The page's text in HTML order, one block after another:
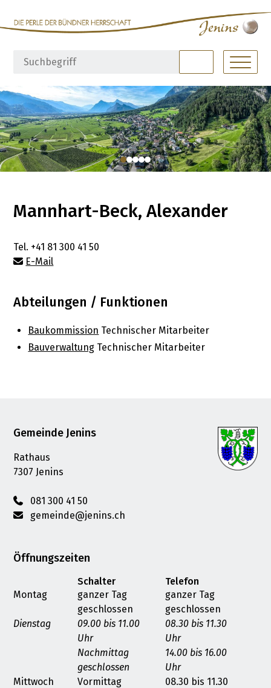
Suchbegriff
Suche
Mannhart-Beck, Alexander
Tel. +41 81 300 41 50
E-Mail
Abteilungen / Funktionen
Baukommission Technischer Mitarbeiter
Bauverwaltung Technischer Mitarbeiter
Footer
Gemeinde Jenins
Rathaus
7307 Jenins
081 300 41 50
gemeinde@jenins.ch
Öffnungszeiten
Schalter
Telefon
Montag
ganzer Tag
geschlossen
ganzer Tag
geschlossen
Dienstag
09.00 bis 11.00
Uhr
08.30 bis 11.30
Uhr
Nachmittag
geschlossen
14.00 bis 16.00
Uhr
Mittwoch
Vormittag
08.30 bis 11.30